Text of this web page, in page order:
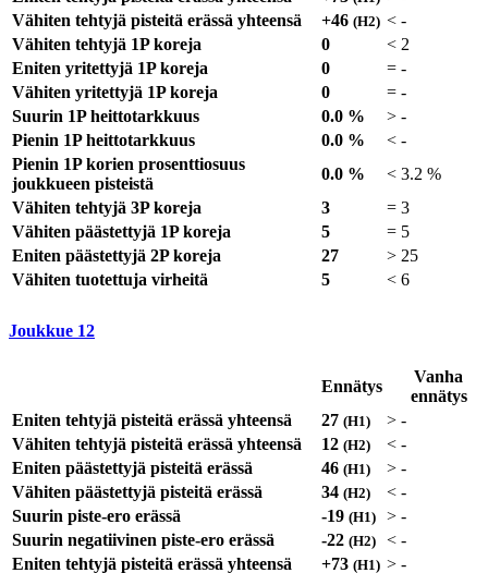
Vähiten tehtyjä pisteitä erässä yhteensä
+46 (H2) < -
Vähiten tehtyjä 1P koreja
0 < 2
Eniten yritettyjä 1P koreja
0 = -
Vähiten yritettyjä 1P koreja
0 = -
Suurin 1P heittotarkkuus
0.0 % > -
Pienin 1P heittotarkkuus
0.0 % < -
Pienin 1P korien prosenttiosuus
joukkueen pisteistä
0.0 % < 3.2 %
Vähiten tehtyjä 3P koreja
3 = 3
Vähiten päästettyjä 1P koreja
5 = 5
Eniten päästettyjä 2P koreja
27 > 25
Vähiten tuotettuja virheitä
5 < 6
Joukkue 12
Ennätys
Vanha
ennätys
Eniten tehtyjä pisteitä erässä yhteensä
27 (H1) > -
Vähiten tehtyjä pisteitä erässä yhteensä
12 (H2) < -
Eniten päästettyjä pisteitä erässä
46 (H1) > -
Vähiten päästettyjä pisteitä erässä
34 (H2) < -
Suurin piste-ero erässä
-19 (H1) > -
Suurin negatiivinen piste-ero erässä
-22 (H2) < -
Eniten tehtyjä pisteitä erässä yhteensä
+73 (H1) > -